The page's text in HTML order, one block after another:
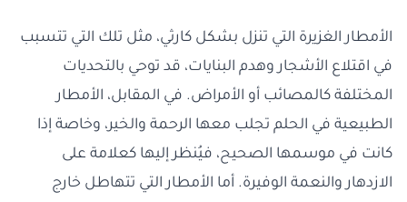
الأمطار الغزيرة التي تنزل بشكل كارثي، مثل تلك التي تتسبب
في اقتلاع الأشجار وهدم البنايات، قد توحي بالتحديات
المختلفة كالمصائب أو الأمراض. في المقابل، الأمطار
الطبيعية في الحلم تجلب معها الرحمة والخير، وخاصة إذا
كانت في موسمها الصحيح، فيُنظر إليها كعلامة على
الازدهار والنعمة الوفيرة. أما الأمطار التي تتهاطل خارج